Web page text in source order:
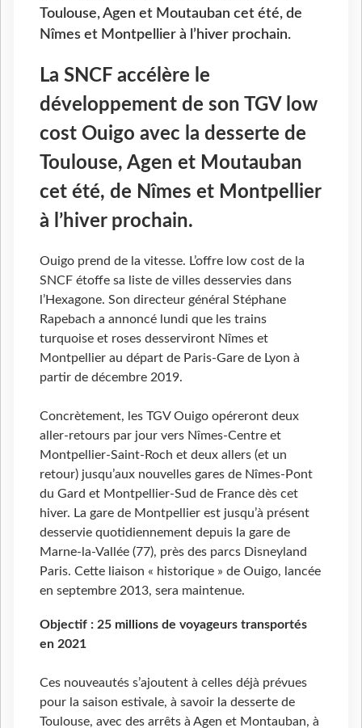
Toulouse, Agen et Moutauban cet été, de
Nîmes et Montpellier à l’hiver prochain.
La SNCF accélère le
développement de son TGV low
cost Ouigo avec la desserte de
Toulouse, Agen et Moutauban
cet été, de Nîmes et Montpellier
à l’hiver prochain.
Ouigo prend de la vitesse. L’offre low cost de la
SNCF étoffe sa liste de villes desservies dans
l’Hexagone. Son directeur général Stéphane
Rapebach a annoncé lundi que les trains
turquoise et roses desserviront Nîmes et
Montpellier au départ de Paris-Gare de Lyon à
partir de décembre 2019.
Concrètement, les TGV Ouigo opéreront deux
aller-retours par jour vers Nîmes-Centre et
Montpellier-Saint-Roch et deux allers (et un
retour) jusqu’aux nouvelles gares de Nîmes-Pont
du Gard et Montpellier-Sud de France dès cet
hiver. La gare de Montpellier est jusqu’à présent
desservie quotidiennement depuis la gare de
Marne-la-Vallée (77), près des parcs Disneyland
Paris. Cette liaison « historique » de Ouigo, lancée
en septembre 2013, sera maintenue.
Objectif : 25 millions de voyageurs transportés
en 2021
Ces nouveautés s’ajoutent à celles déjà prévues
pour la saison estivale, à savoir la desserte de
Toulouse, avec des arrêts à Agen et Montauban, à